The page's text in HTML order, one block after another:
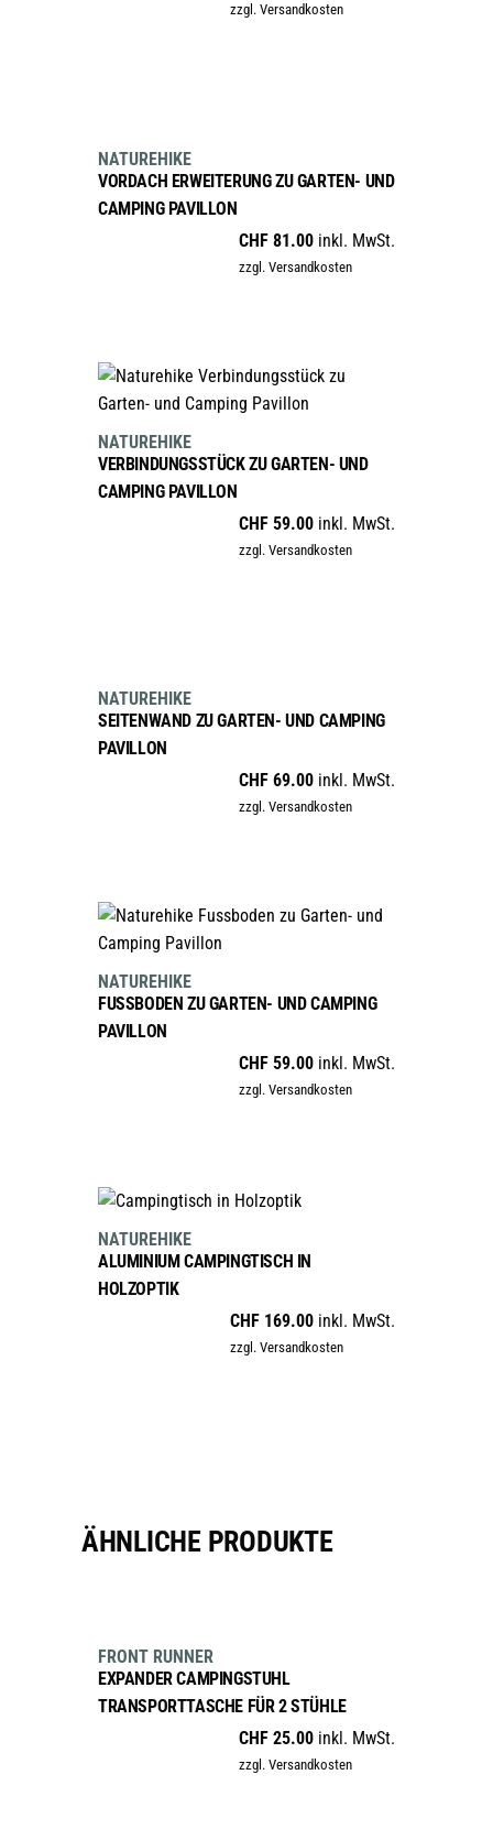
auf.
Produktseite
werden
zzgl. Versandkosten
VORDACH ERWEITERUNG ZU GARTEN- UND
CAMPING PAVILLON
CHF 81.00 inkl. MwSt.
zzgl. Versandkosten
NATUREHIKE
IN DEN WARENKORB
VERBINDUNGSSTÜCK ZU GARTEN- UND
CAMPING PAVILLON
CHF 59.00 inkl. MwSt.
zzgl. Versandkosten
NATUREHIKE
SEITENWAND ZU GARTEN- UND CAMPING
PAVILLON
CHF 69.00 inkl. MwSt.
zzgl. Versandkosten
NATUREHIKE
IN DEN WARENKORB
FUSSBODEN ZU GARTEN- UND CAMPING
PAVILLON
CHF 59.00 inkl. MwSt.
zzgl. Versandkosten
NATUREHIKE
IN DEN WARENKORB
ALUMINIUM CAMPINGTISCH IN
HOLZOPTIK
CHF 169.00 inkl. MwSt.
zzgl. Versandkosten
NATUREHIKE
ÄHNLICHE PRODUKTE
EXPANDER CAMPINGSTUHL
TRANSPORTTASCHE FÜR 2 STÜHLE
CHF 25.00 inkl. MwSt.
zzgl. Versandkosten
FRONT RUNNER